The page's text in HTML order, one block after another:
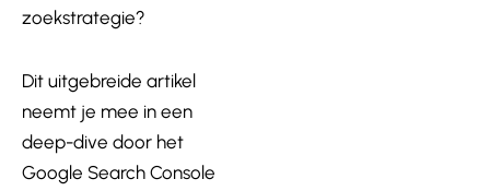
zoekstrategie?
Dit uitgebreide artikel
neemt je mee in een
deep-dive door het
Google Search Console